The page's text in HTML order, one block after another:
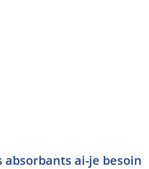
absorbants ai-je besoin